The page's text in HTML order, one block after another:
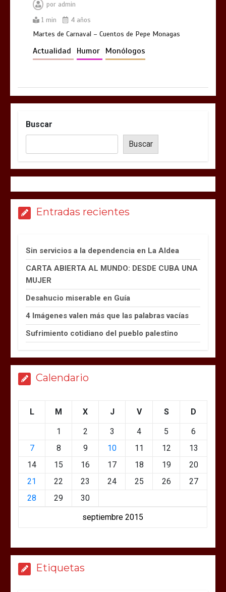
por admin
1 min
4 años
Martes de Carnaval – Cuentos de Pepe Monagas
Actualidad Humor Monólogos
Buscar
Buscar
Entradas recientes
Sin servicios a la dependencia en La Aldea
CARTA ABIERTA AL MUNDO: DESDE CUBA UNA
MUJER
Desahucio miserable en Guía
4 Imágenes valen más que las palabras vacías
Sufrimiento cotidiano del pueblo palestino
Calendario
septiembre 2015
L M X J V S D
1 2 3 4 5
6
7
8 9 10 11 12
13
14
15 16 17 18 19
20
21
22 23 24 25 26
27
28
29 30
Etiquetas